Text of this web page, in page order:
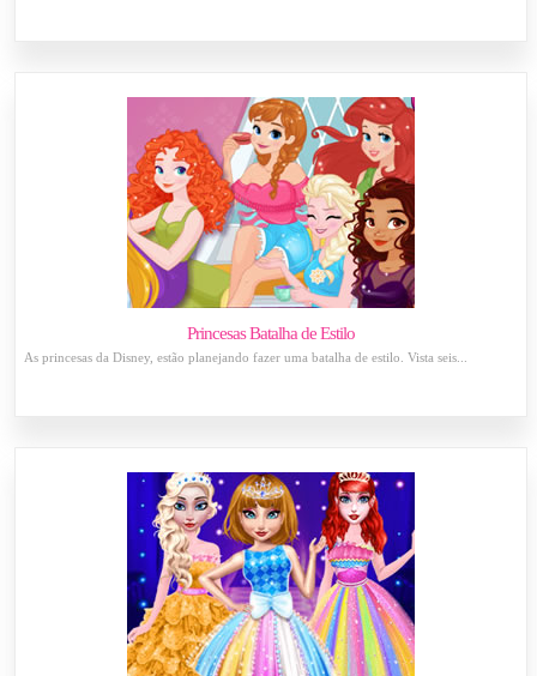
Princesas Batalha de Estilo
As princesas da Disney, estão planejando fazer uma batalha de estilo. Vista seis...